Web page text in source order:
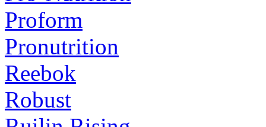
Proform
Pronutrition
Reebok
Robust